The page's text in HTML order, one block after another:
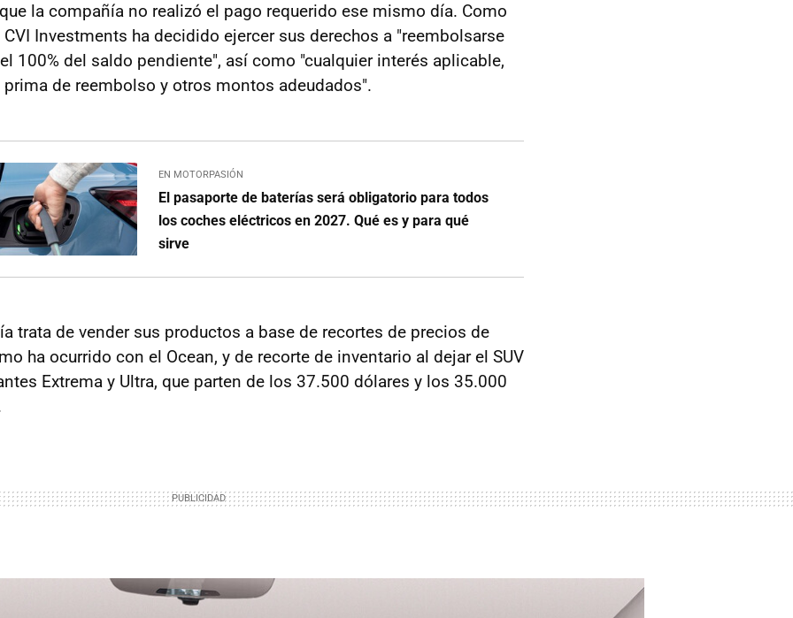
la compañía no realizó el pago requerido ese mismo día. Como
Investments ha decidido ejercer sus derechos a "reembolsarse
100% del saldo pendiente", así como "cualquier interés aplicable,
de reembolso y otros montos adeudados".
EN MOTORPASIÓN
El pasaporte de baterías será obligatorio para todos
los coches eléctricos en 2027. Qué es y para qué
sirve
trata de vender sus productos a base de recortes de precios de
ha ocurrido con el Ocean, y de recorte de inventario al dejar el SUV
Extrema y Ultra, que parten de los 37.500 dólares y los 35.000